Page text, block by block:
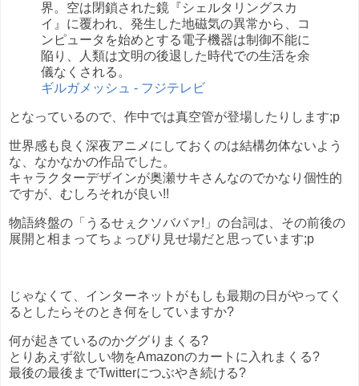
界。空は閉鎖された鏡『シェルタリングスカ
イ』に覆われ、発生した地磁気の異常から、コ
ンピュータを始めとする電子機器は制御不能に
陥り、人類は文明の後退した時代での生活を余
儀なくされる。
ギルガメッシュ - フジテレビ
となっているので、作中では真空管が登場したりします;p
世界感も良く深夜アニメにしておくのは結構勿体ないよう
な、なかなかの作品でした。
キャラクターデザインが奥瀬サキさんなのでかなり個性的
ですが、むしろそれが良い!!
物語終盤の「うるせぇクソババァ!」の台詞は、その前後の
展開と相まってちょっぴり見せ場だと思っています;p
じゃなくて、インターネットがもしも最期の日がやってく
るとしたらそのとき何をしていますか?
何が起きているのかググりまくる?
とりあえず欲しい物をAmazonのカートに入れまくる?
最後の最後までTwitterにつぶやき続ける?